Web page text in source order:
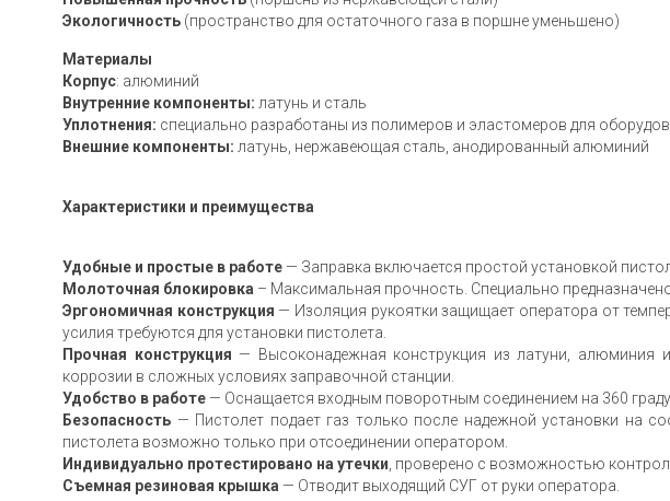
Экологичность (пространство для остаточного газа в поршне уменьшено)
Материалы
Корпус: алюминий
Внутренние компоненты: латунь и сталь
Уплотнения: специально разработаны из полимеров и эластомеров для
Внешние компоненты: латунь, нержавеющая сталь, анодированный алюминий
Характеристики и преимущества
Удобные и простые в работе — Заправка включается простой установкой
Молоточная блокировка – Максимальная прочность. Специально
Эргономичная конструкция — Изоляция рукоятки защищает оператора от
усилия требуются для установки пистолета.
Прочная конструкция — Высоконадежная конструкция из латуни, алюминия
коррозии в сложных условиях заправочной станции.
Удобство в работе — Оснащается входным поворотным соединением на 360
Безопасность — Пистолет подает газ только после надежной установки на
пистолета возможно только при отсоединении оператором.
Индивидуально протестировано на утечки , проверено с возможностью
Съемная резиновая крышка — Отводит выходящий СУГ от руки оператора.